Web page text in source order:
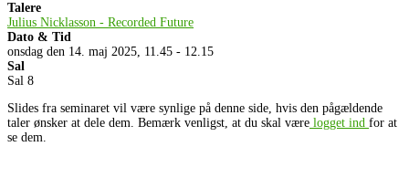
Talere
Julius Nicklasson - Recorded Future
Dato & Tid
onsdag den 14. maj 2025, 11.45 - 12.15
Sal
Sal 8
Slides fra seminaret vil være synlige på denne side, hvis den pågældende
taler ønsker at dele dem. Bemærk venligst, at du skal være logget ind for at
se dem.